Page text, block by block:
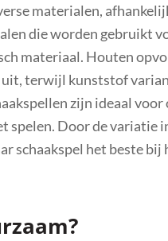
materialen,
die worden gebruikt
materiaal. Houten
uit, terwijl kunststof
zijn ideaal voor
spelen. Door de variatie
schaakspel het beste bij